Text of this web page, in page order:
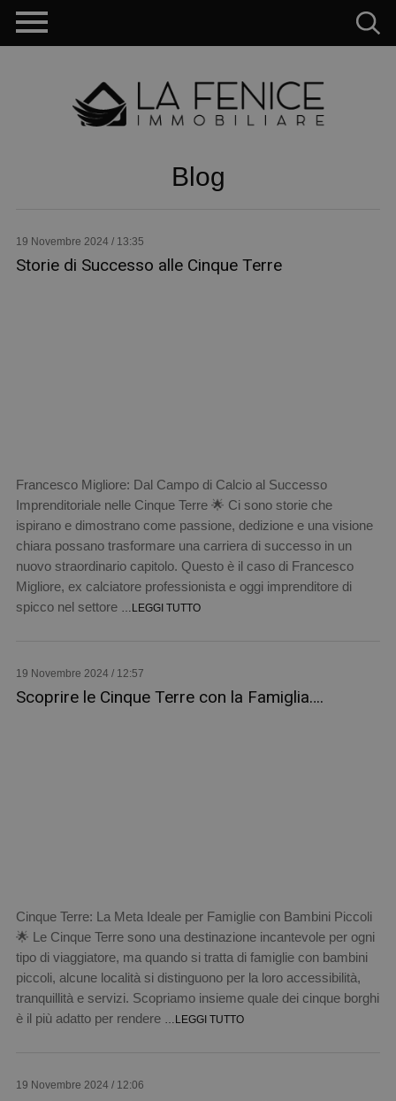
Blog
19 Novembre 2024 / 13:35
Storie di Successo alle Cinque Terre
Francesco Migliore: Dal Campo di Calcio al Successo
Imprenditoriale nelle Cinque Terre 🌟 Ci sono storie che
ispirano e dimostrano come passione, dedizione e una visione
chiara possano trasformare una carriera di successo in un
nuovo straordinario capitolo. Questo è il caso di Francesco
Migliore, ex calciatore professionista e oggi imprenditore di
spicco nel settore …LEGGI TUTTO
19 Novembre 2024 / 12:57
Scoprire le Cinque Terre con la Famiglia….
Cinque Terre: La Meta Ideale per Famiglie con Bambini Piccoli
🌟 Le Cinque Terre sono una destinazione incantevole per ogni
tipo di viaggiatore, ma quando si tratta di famiglie con bambini
piccoli, alcune località si distinguono per la loro accessibilità,
tranquillità e servizi. Scopriamo insieme quale dei cinque borghi
è il più adatto per rendere …LEGGI TUTTO
19 Novembre 2024 / 12:06